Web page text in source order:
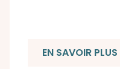
EN SAVOIR PLUS